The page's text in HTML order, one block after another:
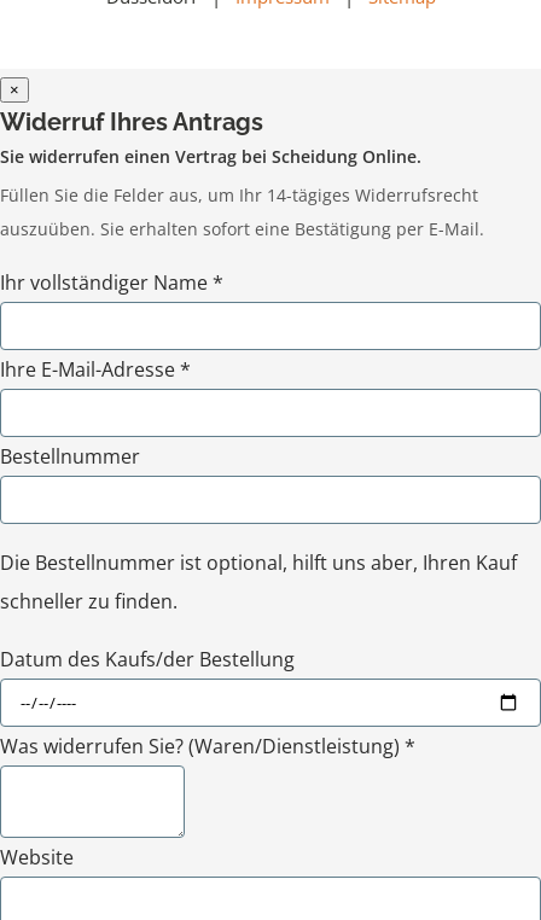
×
Widerruf Ihres Antrags
Sie widerrufen einen Vertrag bei Scheidung Online.
Füllen Sie die Felder aus, um Ihr 14-tägiges Widerrufsrecht
auszuüben. Sie erhalten sofort eine Bestätigung per E-Mail.
Ihr vollständiger Name *
Ihre E-Mail-Adresse *
Bestellnummer
Die Bestellnummer ist optional, hilft uns aber, Ihren Kauf
schneller zu finden.
Datum des Kaufs/der Bestellung
Was widerrufen Sie? (Waren/Dienstleistung) *
Website